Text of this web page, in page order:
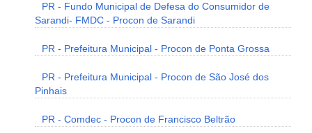
PR - Fundo Municipal de Defesa do Consumidor de
Sarandi- FMDC - Procon de Sarandi
PR - Prefeitura Municipal - Procon de Ponta Grossa
PR - Prefeitura Municipal - Procon de São José dos
Pinhais
PR - Comdec - Procon de Francisco Beltrão